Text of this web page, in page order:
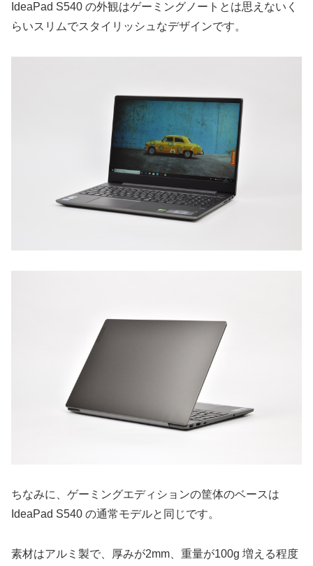
IdeaPad S540 の外観はゲーミングノートとは思えないく
らいスリムでスタイリッシュなデザインです。
ちなみに、ゲーミングエディションの筐体のベースは
IdeaPad S540 の通常モデルと同じです。
素材はアルミ製で、厚みが2mm、重量が100g 増える程度